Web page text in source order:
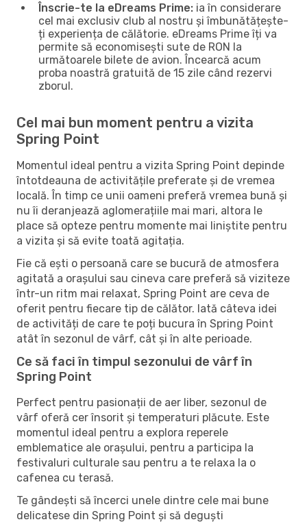
Înscrie-te la eDreams Prime: ia în considerare
cel mai exclusiv club al nostru și îmbunătățește-
ți experiența de călătorie. eDreams Prime îți va
permite să economisești sute de RON la
următoarele bilete de avion. Încearcă acum
proba noastră gratuită de 15 zile când rezervi
zborul.
Cel mai bun moment pentru a vizita
Spring Point
Momentul ideal pentru a vizita Spring Point depinde
întotdeauna de activitățile preferate și de vremea
locală. În timp ce unii oameni preferă vremea bună și
nu îi deranjează aglomerațiile mai mari, altora le
place să opteze pentru momente mai liniștite pentru
a vizita și să evite toată agitația.
Fie că ești o persoană care se bucură de atmosfera
agitată a orașului sau cineva care preferă să viziteze
într-un ritm mai relaxat, Spring Point are ceva de
oferit pentru fiecare tip de călător. Iată câteva idei
de activități de care te poți bucura în Spring Point
atât în ​​sezonul de vârf, cât și în alte perioade.
Ce să faci în timpul sezonului de vârf în
Spring Point
Perfect pentru pasionații de aer liber, sezonul de
vârf oferă cer însorit și temperaturi plăcute. Este
momentul ideal pentru a explora reperele
emblematice ale orașului, pentru a participa la
festivaluri culturale sau pentru a te relaxa la o
cafenea cu terasă.
Te gândești să încerci unele dintre cele mai bune
delicatese din Spring Point și să deguști